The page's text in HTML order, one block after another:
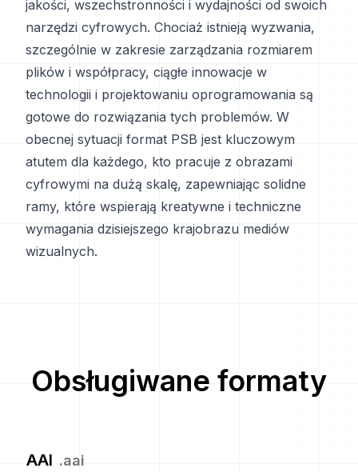
jakości, wszechstronności i wydajności od swoich
narzędzi cyfrowych. Chociaż istnieją wyzwania,
szczególnie w zakresie zarządzania rozmiarem
plików i współpracy, ciągłe innowacje w
technologii i projektowaniu oprogramowania są
gotowe do rozwiązania tych problemów. W
obecnej sytuacji format PSB jest kluczowym
atutem dla każdego, kto pracuje z obrazami
cyfrowymi na dużą skalę, zapewniając solidne
ramy, które wspierają kreatywne i techniczne
wymagania dzisiejszego krajobrazu mediów
wizualnych.
Obsługiwane formaty
AAI .aai